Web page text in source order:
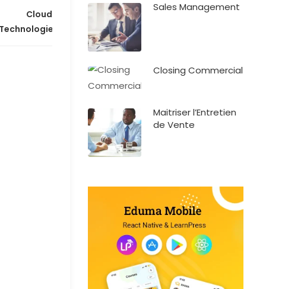
Cloud
Technologies
Sales Management
Closing Commercial
Maitriser l’Entretien
de Vente